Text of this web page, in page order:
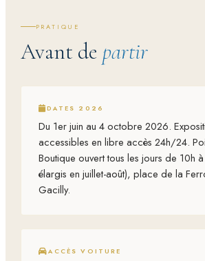
PRATIQUE
Avant de partir
DATES 2026
Du 1er juin au 4 octobre 2026.
accessibles en libre accès 24h/24.
Boutique ouvert tous les jours de 10h
élargis en juillet-août), place de la
Gacilly.
ACCÈS VOITURE